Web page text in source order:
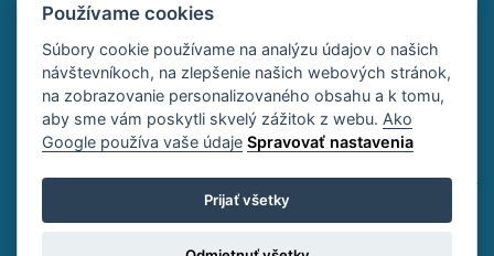
ant@ant.sk
E-shop objednávky:
02 / 60 10 37 23
ant@ant.sk
Používame cookies
Súbory cookie používame na analýzu údajov o našich
návštevníkoch, na zlepšenie našich webových stránok,
na zobrazovanie personalizovaného obsahu a k tomu,
aby sme vám poskytli skvelý zážitok z webu. Ako
Google používa vaše údaje Spravovať nastavenia
Prijať všetky